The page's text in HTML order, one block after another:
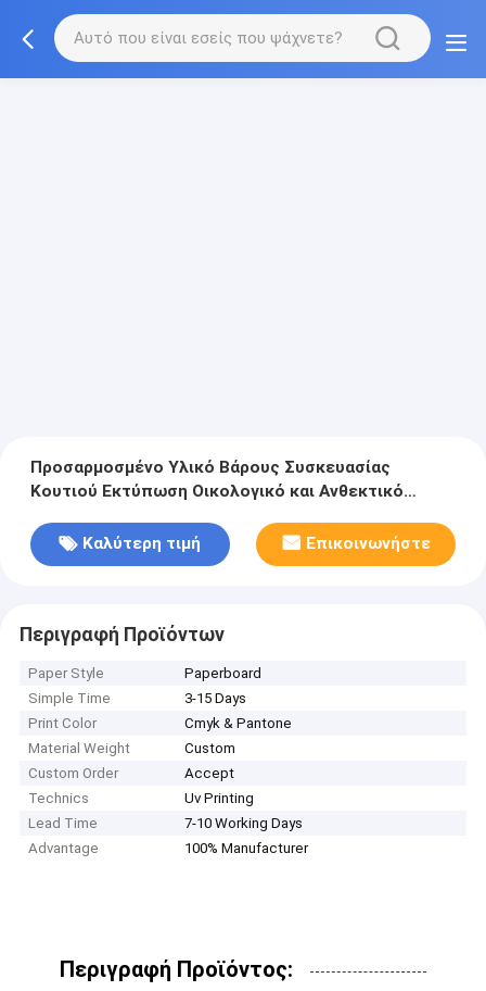
Προσαρμοσμένο Υλικό Βάρους Συσκευασίας
Κουτιού Εκτύπωση Οικολογικό και Ανθεκτικό
Καλύτερη τιμή
Επικοινωνήστε
Περιγραφή Προϊόντων
Paper Style
Paperboard
Simple Time
3-15 Days
Print Color
Cmyk & Pantone
Material Weight
Custom
Custom Order
Accept
Technics
Uv Printing
Lead Time
7-10 Working Days
Advantage
100% Manufacturer
Περιγραφή Προϊόντος: